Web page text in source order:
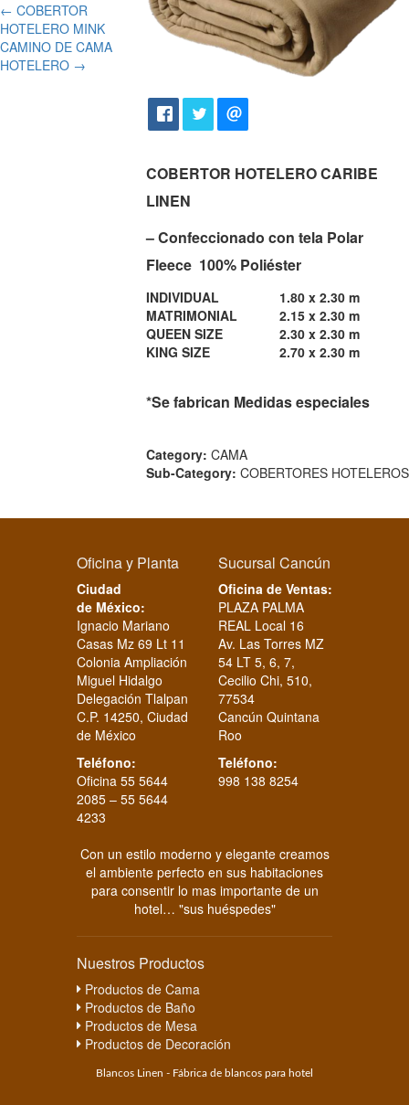
COBERTOR HOTELERO CARIBE
LINEN
– Confeccionado con tela Polar
Fleece 100% Poliéster
INDIVIDUAL
1.80 x 2.30 m
MATRIMONIAL
2.15 x 2.30 m
QUEEN SIZE
2.30 x 2.30 m
KING SIZE
2.70 x 2.30 m
*Se fabrican Medidas especiales
Category: CAMA
Sub-Category: COBERTORES HOTELEROS
← COBERTOR
HOTELERO MINK
CAMINO DE CAMA
HOTELERO →
Oficina y Planta
Ciudad
de México:
Ignacio Mariano
Casas Mz 69 Lt 11
Colonia Ampliación
Miguel Hidalgo
Delegación Tlalpan
C.P. 14250, Ciudad
de México
Teléfono:
Oficina 55 5644
2085 – 55 5644
4233
Sucursal Cancún
Oficina de Ventas:
PLAZA PALMA
REAL Local 16
Av. Las Torres MZ
54 LT 5, 6, 7,
Cecilio Chi, 510,
77534
Cancún Quintana
Roo
Teléfono:
998 138 8254
Con un estilo moderno y elegante creamos
el ambiente perfecto en sus habitaciones
para consentir lo mas importante de un
hotel… "sus huéspedes"
Nuestros Productos
Productos de Cama
Productos de Baño
Productos de Mesa
Productos de Decoración
Blancos Linen - Fábrica de blancos para hotel